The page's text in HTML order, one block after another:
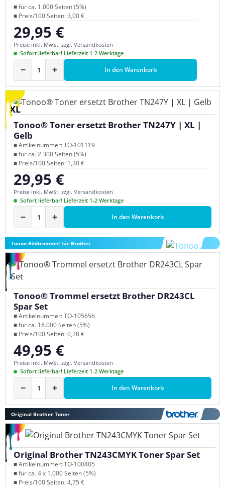
■ für ca. 1.000 Seiten (5%)
■ Preis/100 Seiten: 3,00 €
Regulärer Preis:
29,95 €
Preise inkl. MwSt. zzgl. Versandkosten
Sofort lieferbar! Lieferzeit 1-2 Werktage
− + In den Warenkorb
XL
Tonoo® Toner ersetzt Brother TN247Y | XL |
Gelb
■ Artikelnummer: TO-101119
■ für ca. 2.300 Seiten (5%)
■ Preis/100 Seiten: 1,30 €
Regulärer Preis:
29,95 €
Preise inkl. MwSt. zzgl. Versandkosten
Sofort lieferbar! Lieferzeit 1-2 Werktage
− + In den Warenkorb
Tonoo Bildtrommel für Brother
Tonoo® Trommel ersetzt Brother DR243CL
Spar Set
■ Artikelnummer: TO-105656
■ für ca. 18.000 Seiten (5%)
■ Preis/100 Seiten: 0,28 €
Regulärer Preis:
49,95 €
Preise inkl. MwSt. zzgl. Versandkosten
Sofort lieferbar! Lieferzeit 1-2 Werktage
− + In den Warenkorb
Original Brother Toner
Original Brother TN243CMYK Toner Spar Set
■ Artikelnummer: TO-100405
■ für ca. 4 x 1.000 Seiten (5%)
■ Preis/100 Seiten: 4,75 €